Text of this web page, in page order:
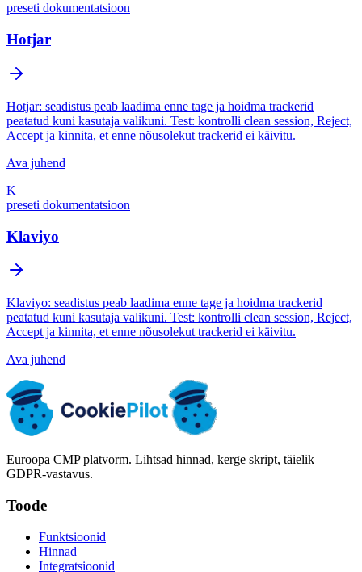
preseti dokumentatsioon
Hotjar
Hotjar: seadistus peab laadima enne tage ja hoidma trackerid
peatatud kuni kasutaja valikuni. Test: kontrolli clean session, Reject,
Accept ja kinnita, et enne nõusolekut trackerid ei käivitu.
Ava juhend
K
preseti dokumentatsioon
Klaviyo
Klaviyo: seadistus peab laadima enne tage ja hoidma trackerid
peatatud kuni kasutaja valikuni. Test: kontrolli clean session, Reject,
Accept ja kinnita, et enne nõusolekut trackerid ei käivitu.
Ava juhend
Euroopa CMP platvorm. Lihtsad hinnad, kerge skript, täielik
GDPR-vastavus.
Toode
Funktsioonid
Hinnad
Integratsioonid